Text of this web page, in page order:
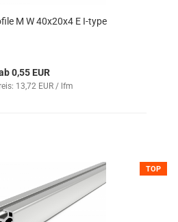
M W 40x20x4 E I-type
0,55 EUR
13,72 EUR / lfm
TOP